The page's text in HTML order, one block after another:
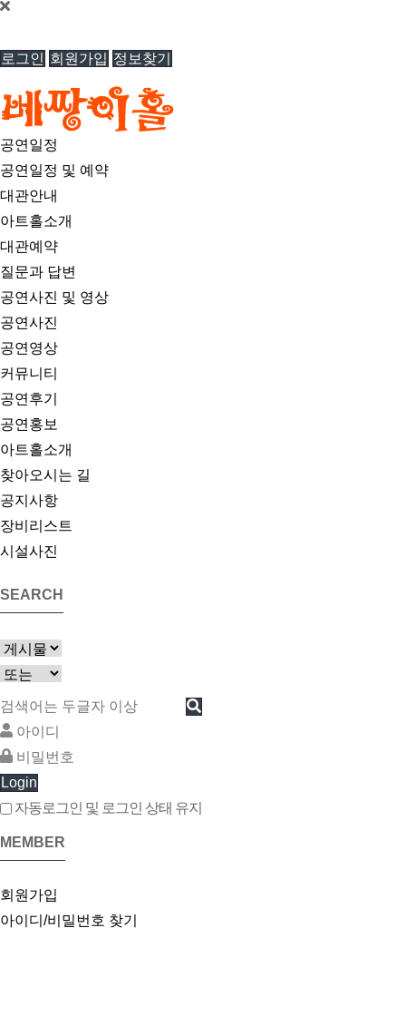
로그인 회원가입 정보찾기
공연일정
공연일정 및 예약
대관안내
아트홀소개
대관예약
질문과 답변
공연사진 및 영상
공연사진
공연영상
커뮤니티
공연후기
공연홍보
아트홀소개
찾아오시는 길
공지사항
장비리스트
시설사진
SEARCH
Login
자동로그인 및 로그인 상태 유지
MEMBER
회원가입
아이디/비밀번호 찾기